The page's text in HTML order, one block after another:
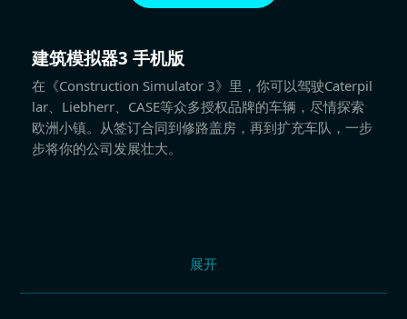
建筑模拟器3 手机版
在《Construction Simulator 3》里，你可以驾驶Caterpil
lar、Liebherr、CASE等众多授权品牌的车辆，尽情探索
欧洲小镇。从签订合同到修路盖房，再到扩充车队，一步
步将你的公司发展壮大。
展开